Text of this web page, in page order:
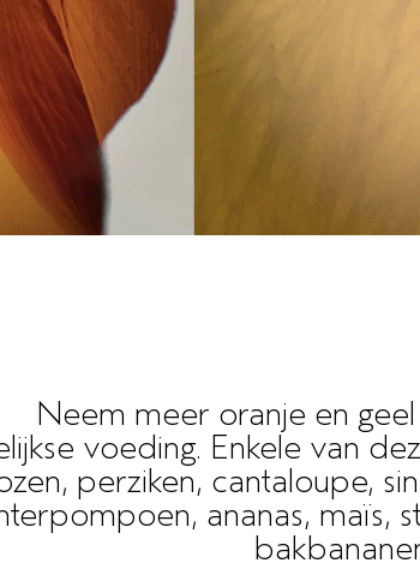
Neem meer oranje en
voeding. Enkele van
perziken, cantaloupe,
ananas, maïs,